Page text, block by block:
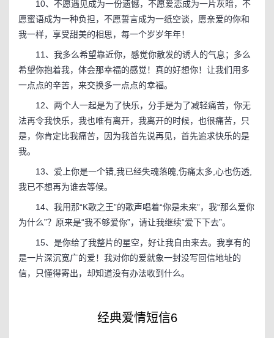
10、不愿遇见成为一份遗憾，不愿爱恋成为一片灰暗，不
愿蜜语成为一种负担，不愿誓言成为一纸空谈，愿亲爱的你和
我一样，享受甜美的相思，每一个岁岁年年！
11、我多么希望靠近你，感觉你散发的诱人的气息；多么
希望你抱着我，体会那幸福的感觉！真的好想你！让我们用多
一点点的辛苦，来交换多一点点的幸福。
12、两个人一起是为了快乐，分手是为了减轻痛苦，你无
法再令我快乐，我也唯有离开，我离开的时候，也很痛苦，只
是，你肯定比我痛苦，因为我首先说再见，首先追求快乐的是
我。
13、爱上你是一个错,我已经失魂落魄,伤痛太多,心也伤透,
我已不想再为谁去等候。
14、我用那“K歌之王”的歌声唱着“你是未来”，我“那么爱你
为什么”？原来是“我不够爱你”，请让我继续“爱下下去”。
15、是你给了我整片的星空，好让我自由来去。我享有的
是一片深沉宽广的爱！我对你的爱就象一封没写回信地址的
信，只懂得寄出，却知道没有办法收到什么。
经典爱情短信6